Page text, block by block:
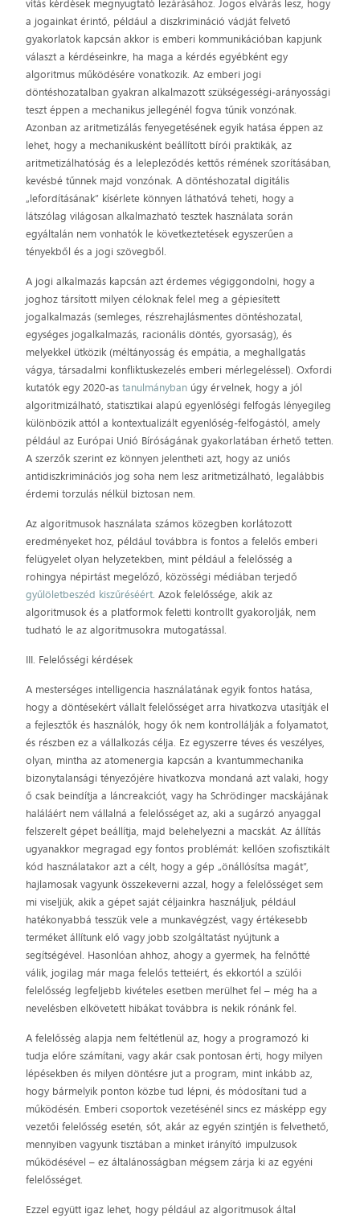
vitás kérdések megnyugtató lezárásához. Jogos elvárás lesz, hogy
a jogainkat érintő, például a diszkrimináció vádját felvető
gyakorlatok kapcsán akkor is emberi kommunikációban kapjunk
választ a kérdéseinkre, ha maga a kérdés egyébként egy
algoritmus működésére vonatkozik. Az emberi jogi
döntéshozatalban gyakran alkalmazott szükségességi-arányossági
teszt éppen a mechanikus jellegénél fogva tűnik vonzónak.
Azonban az aritmetizálás fenyegetésének egyik hatása éppen az
lehet, hogy a mechanikusként beállított bírói praktikák, az
aritmetizálhatóság és a lelepleződés kettős rémének szorításában,
kevésbé tűnnek majd vonzónak. A döntéshozatal digitális
„lefordításának” kísérlete könnyen láthatóvá teheti, hogy a
látszólag világosan alkalmazható tesztek használata során
egyáltalán nem vonhatók le következtetések egyszerűen a
tényekből és a jogi szövegből.
A jogi alkalmazás kapcsán azt érdemes végiggondolni, hogy a
joghoz társított milyen céloknak felel meg a gépiesített
jogalkalmazás (semleges, részrehajlásmentes döntéshozatal,
egységes jogalkalmazás, racionális döntés, gyorsaság), és
melyekkel ütközik (méltányosság és empátia, a meghallgatás
vágya, társadalmi konfliktuskezelés emberi mérlegeléssel). Oxfordi
kutatók egy 2020-astanulmányban úgy érvelnek, hogy a jól
algoritmizálható, statisztikai alapú egyenlőségi felfogás lényegileg
különbözik attól a kontextualizált egyenlőség-felfogástól, amely
például az Európai Unió Bíróságának gyakorlatában érhető tetten.
A szerzők szerint ez könnyen jelentheti azt, hogy az uniós
antidiszkriminációs jog soha nem lesz aritmetizálható, legalábbis
érdemi torzulás nélkül biztosan nem.
Az algoritmusok használata számos közegben korlátozott
eredményeket hoz, például továbbra is fontos a felelős emberi
felügyelet olyan helyzetekben, mint például a felelősség a
rohingya népirtást megelőző, közösségi médiában terjedő
gyűlöletbeszéd kiszűréséért. Azok felelőssége, akik az
algoritmusok és a platformok feletti kontrollt gyakorolják, nem
tudható le az algoritmusokra mutogatással.
III. Felelősségi kérdések
A mesterséges intelligencia használatának egyik fontos hatása,
hogy a döntésekért vállalt felelősséget arra hivatkozva utasítják el
a fejlesztők és használók, hogy ők nem kontrollálják a folyamatot,
és részben ez a vállalkozás célja. Ez egyszerre téves és veszélyes,
olyan, mintha az atomenergia kapcsán a kvantummechanika
bizonytalansági tényezőjére hivatkozva mondaná azt valaki, hogy
ő csak beindítja a láncreakciót, vagy ha Schrödinger macskájának
haláláért nem vállalná a felelősséget az, aki a sugárzó anyaggal
felszerelt gépet beállítja, majd belehelyezni a macskát. Az állítás
ugyanakkor megragad egy fontos problémát: kellően szofisztikált
kód használatakor azt a célt, hogy a gép „önállósítsa magát”,
hajlamosak vagyunk összekeverni azzal, hogy a felelősséget sem
mi viseljük, akik a gépet saját céljainkra használjuk, például
hatékonyabbá tesszük vele a munkavégzést, vagy értékesebb
terméket állítunk elő vagy jobb szolgáltatást nyújtunk a
segítségével. Hasonlóan ahhoz, ahogy a gyermek, ha felnőtté
válik, jogilag már maga felelős tetteiért, és ekkortól a szülői
felelősség legfeljebb kivételes esetben merülhet fel – még ha a
nevelésben elkövetett hibákat továbbra is nekik rónánk fel.
A felelősség alapja nem feltétlenül az, hogy a programozó ki
tudja előre számítani, vagy akár csak pontosan érti, hogy milyen
lépésekben és milyen döntésre jut a program, mint inkább az,
hogy bármelyik ponton közbe tud lépni, és módosítani tud a
működésén. Emberi csoportok vezetésénél sincs ez másképp egy
vezetői felelősség esetén, sőt, akár az egyén szintjén is felvethető,
mennyiben vagyunk tisztában a minket irányító impulzusok
működésével – ez általánosságban mégsem zárja ki az egyéni
felelősséget.
Ezzel együtt igaz lehet, hogy például az algoritmusok által